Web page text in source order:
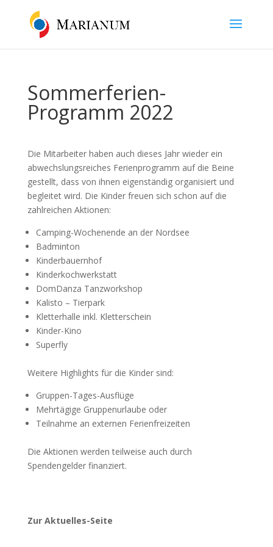
Sommerferien-
Programm 2022
Die Mitarbeiter haben auch dieses Jahr wieder ein
abwechslungsreiches Ferienprogramm auf die Beine
gestellt, dass von ihnen eigenständig organisiert und
begleitet wird. Die Kinder freuen sich schon auf die
zahlreichen Aktionen:
Camping-Wochenende an der Nordsee
Badminton
Kinderbauernhof
Kinderkochwerkstatt
DomDanza Tanzworkshop
Kalisto – Tierpark
Kletterhalle inkl. Kletterschein
Kinder-Kino
Superfly
Weitere Highlights für die Kinder sind:
Gruppen-Tages-Ausflüge
Mehrtägige Gruppenurlaube oder
Teilnahme an externen Ferienfreizeiten
Die Aktionen werden teilweise auch durch
Spendengelder finanziert.
Zur Aktuelles-Seite